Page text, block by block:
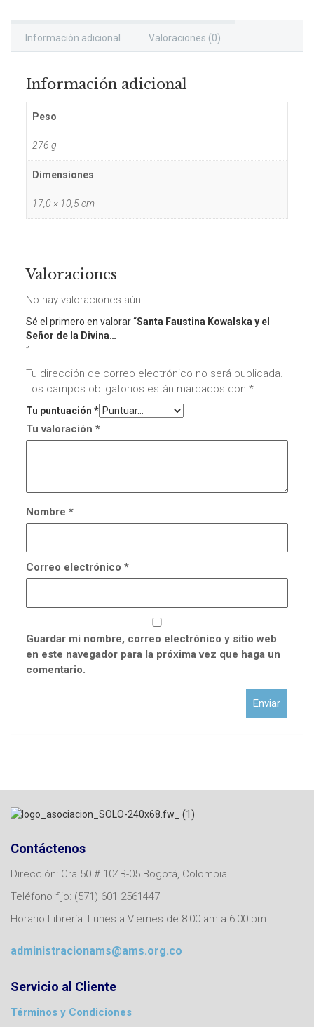
Información adicional Valoraciones (0)
Información adicional
Peso
276 g
Dimensiones
17,0 × 10,5 cm
Valoraciones
No hay valoraciones aún.
Sé el primero en valorar “Santa Faustina Kowalska y el
Señor de la Divina…
”
Tu dirección de correo electrónico no será publicada.
Los campos obligatorios están marcados con *
Tu puntuación *
Tu valoración *
Nombre *
Correo electrónico *
Guardar mi nombre, correo electrónico y sitio web
en este navegador para la próxima vez que haga un
comentario.
Contáctenos
Dirección: Cra 50 # 104B-05 Bogotá, Colombia
Teléfono fijo: (571) 601 2561447
Horario Librería: Lunes a Viernes de 8:00 am a 6:00 pm
administracionams@ams.org.co
Servicio al Cliente
Términos y Condiciones